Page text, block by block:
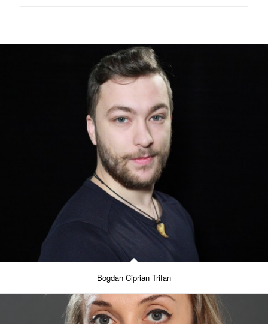
Bogdan Ciprian Trifan